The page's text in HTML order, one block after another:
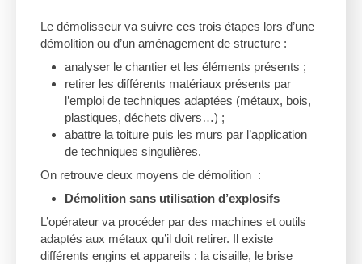
Le démolisseur va suivre ces trois étapes lors d’une
démolition ou d’un aménagement de structure :
analyser le chantier et les éléments présents ;
retirer les différents matériaux présents par
l’emploi de techniques adaptées (métaux, bois,
plastiques, déchets divers…) ;
abattre la toiture puis les murs par l’application
de techniques singulières.
On retrouve deux moyens de démolition :
Démolition sans utilisation d’explosifs
L’opérateur va procéder par des machines et outils
adaptés aux métaux qu’il doit retirer. Il existe
différents engins et appareils : la cisaille, le brise